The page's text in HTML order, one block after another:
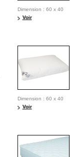
Dimension : 60 x 40
Voir
Dimension : 60 x 40
Voir